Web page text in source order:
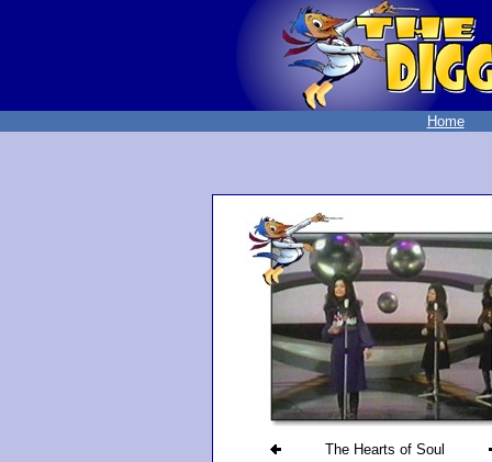
Home
The Hearts of Soul